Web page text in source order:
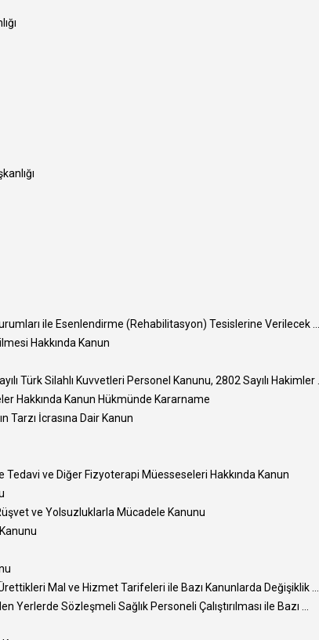
ile Esenlendirme (Rehabilitasyon) Tesislerine Verilecek ...
Hakkında Kanun
Türk Silahlı Kuvvetleri Personel Kanunu, 2802 Sayılı Hakimler ...
Hakkında Kanun Hükmünde Kararname
Tarzı İcrasına Dair Kanun
Tedavi ve Diğer Fizyoterapi Müesseseleri Hakkında Kanun
ve Yolsuzluklarla Mücadele Kanunu
Mal ve Hizmet Tarifeleri ile Bazı Kanunlarda Değişiklik ...
Yerlerde Sözleşmeli Sağlık Personeli Çalıştırılması ile Bazı ...